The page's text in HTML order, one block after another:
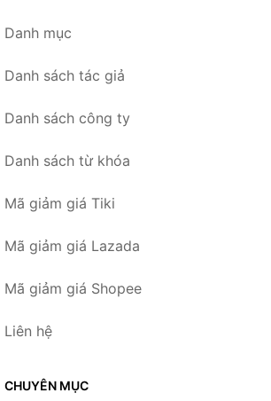
Danh mục
Danh sách tác giả
Danh sách công ty
Danh sách từ khóa
Mã giảm giá Tiki
Mã giảm giá Lazada
Mã giảm giá Shopee
Liên hệ
CHUYÊN MỤC